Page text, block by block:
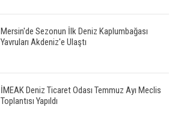
Mersin'de Sezonun İlk Deniz Kaplumbağası
Yavruları Akdeniz'e Ulaştı
İMEAK Deniz Ticaret Odası Temmuz Ayı Meclis
Toplantısı Yapıldı